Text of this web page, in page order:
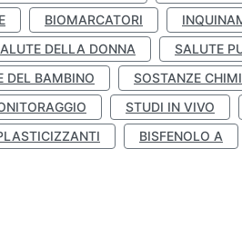
BIOMARCATORI
DELLA DONNA SALUTE
DEL BAMBINO
SOSTANZE
STUDI IN VIVO
BISFENOLO A